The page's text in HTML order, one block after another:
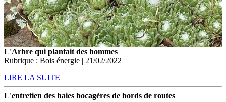
L'Arbre qui plantait des hommes
Rubrique : Bois énergie | 21/02/2022
LIRE LA SUITE
L'entretien des haies bocagères de bords de routes